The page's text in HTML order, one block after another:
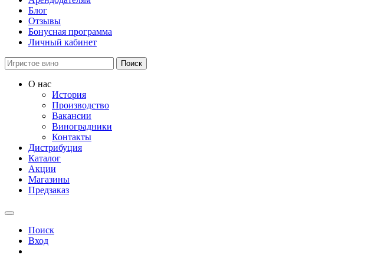
Блог
Отзывы
Бонусная программа
Личный кабинет
Поиск
О нас
История
Производство
Вакансии
Виноградники
Контакты
Дистрибуция
Каталог
Акции
Магазины
Предзаказ
Поиск
Вход